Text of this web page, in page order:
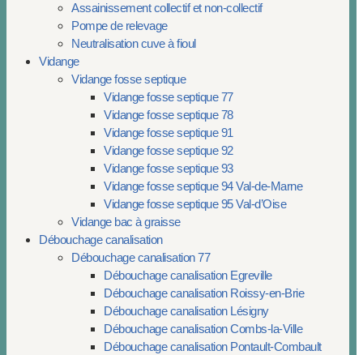
Assainissement collectif et non-collectif
Pompe de relevage
Neutralisation cuve à fioul
Vidange
Vidange fosse septique
Vidange fosse septique 77
Vidange fosse septique 78
Vidange fosse septique 91
Vidange fosse septique 92
Vidange fosse septique 93
Vidange fosse septique 94 Val-de-Marne
Vidange fosse septique 95 Val-d’Oise
Vidange bac à graisse
Débouchage canalisation
Débouchage canalisation 77
Débouchage canalisation Egreville
Débouchage canalisation Roissy-en-Brie
Débouchage canalisation Lésigny
Débouchage canalisation Combs-la-Ville
Débouchage canalisation Pontault-Combault